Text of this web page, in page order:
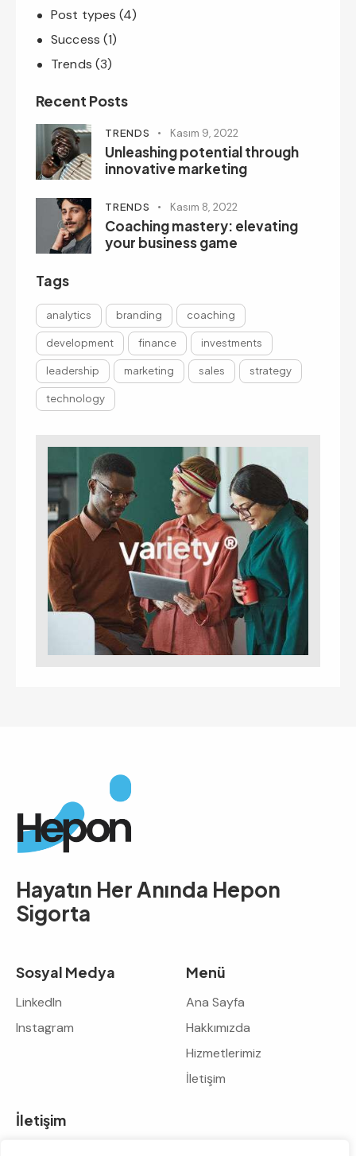
Post types (4)
Success (1)
Trends (3)
Recent Posts
TRENDS Kasım 9, 2022
Unleashing potential through
innovative marketing
TRENDS Kasım 8, 2022
Coaching mastery: elevating
your business game
Tags
analytics branding coaching
development finance investments
leadership marketing sales strategy
technology
Hayatın Her Anında Hepon
Sigorta
Sosyal Medya
LinkedIn
Instagram
Menü
Ana Sayfa
Hakkımızda
Hizmetlerimiz
İletişim
İletişim